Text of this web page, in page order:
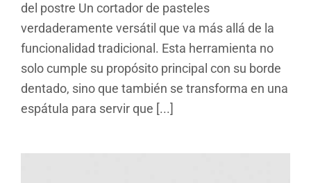
del postre Un cortador de pasteles
verdaderamente versátil que va más allá de la
funcionalidad tradicional. Esta herramienta no
solo cumple su propósito principal con su borde
dentado, sino que también se transforma en una
espátula para servir que [...]